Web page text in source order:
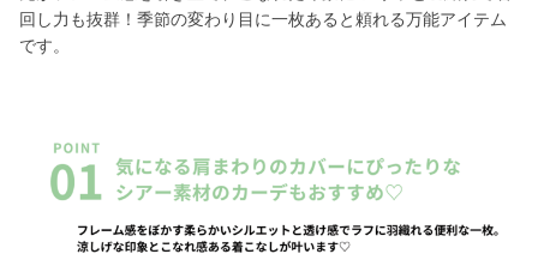
回し力も抜群！季節の変わり目に一枚あると頼れる万能アイテム
です。